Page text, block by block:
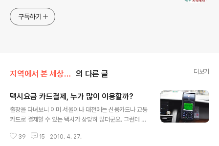
구독하기
지역에서 본 세상/동네 소식 의 다른 글 더보기
택시요금 카드결제, 누가 많이 이용할까?
출장을 다녀보니 이미 서울이나 대전에는 신용카드나 교통
카드로 결제할 수 있는 택시가 상당히 많더군요. 그런데 제
를 보기 어렵습니다. 물론 아예 없지는 않지만 서울이나 대
39 15 2010. 4. 27.